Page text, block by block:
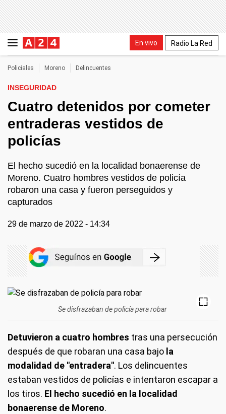
En vivo Radio La Red
Policiales Moreno Delincuentes
INSEGURIDAD
Cuatro detenidos por cometer
entraderas vestidos de
policías
El hecho sucedió en la localidad bonaerense de
Moreno. Cuatro hombres vestidos de policía
robaron una casa y fueron perseguidos y
capturados
29 de marzo de 2022 - 14:34
Se disfrazaban de policía para robar
Detuvieron a cuatro hombres tras una persecución
después de que robaran una casa bajo la
modalidad de "entradera". Los delincuentes
estaban vestidos de policías e intentaron escapar a
los tiros. El hecho sucedió en la localidad
bonaerense de Moreno.